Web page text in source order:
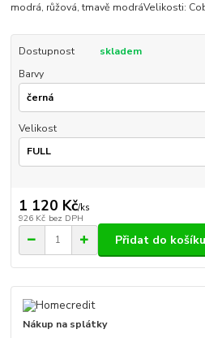
modrá, růžová, tmavě modráVelikosti:
Dostupnost
skladem
Barvy
Velikost
1 120 Kč/ks
926 Kč bez DPH
Přidat do košíku
Nákup na splátky